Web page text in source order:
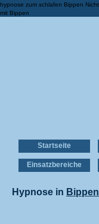
hypnose zum schlafen Bippen
mit Bippen
Startseite
Einsatzbereiche
Hypnose in Bippen